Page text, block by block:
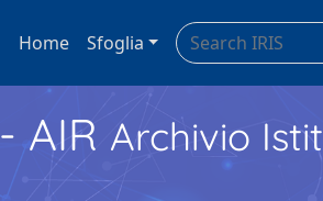
Home Sfoglia
- AIR Archivio